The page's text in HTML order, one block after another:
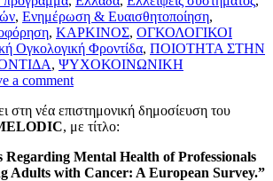
, Ενημέρωση & Ευαισθητοποίηση,
, ΚΑΡΚΙΝΟΣ, ΟΓΚΟΛΟΓΙΚΟΙ
Ογκολογική Φροντίδα, ΠΟΙΟΤΗΤΑ ΣΤΗΝ
, ΨΥΧΟΚΟΙΝΩΝΙΚΗ
a comment
στη νέα επιστημονική δημοσίευση του
, με τίτλο:
Regarding Mental Health of Professionals
Adults with Cancer: A European Survey.”